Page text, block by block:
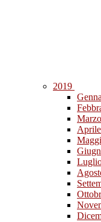
2019
Marzo
Aprile